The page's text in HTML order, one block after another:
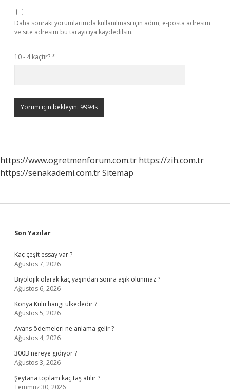
Daha sonraki yorumlarımda kullanılması için adım, e-posta adresim
ve site adresim bu tarayıcıya kaydedilsin.
10 - 4 kaçtır?*
https://www.ogretmenforum.com.tr https://zih.com.tr
https://senakademi.com.trSitemap
Sidebar
Son Yazılar
Kaç çeşit essay var ?
Ağustos 7, 2026
Biyolojik olarak kaç yaşından sonra aşık olunmaz ?
Ağustos 6, 2026
Konya Kulu hangi ülkededir ?
Ağustos 5, 2026
Avans ödemeleri ne anlama gelir ?
Ağustos 4, 2026
300B nereye gidiyor ?
Ağustos 3, 2026
Şeytana toplam kaç taş atılır ?
Temmuz 30, 2026